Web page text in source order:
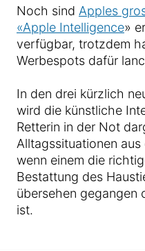
Noch sind Apples
«Apple Intelligence»
verfügbar, trotzdem
Werbespots dafür
In den drei kürzlich
wird die künstliche
Retterin in der Not
Alltagssituationen
wenn einem die
Bestattung des
übersehen gegangen
ist.